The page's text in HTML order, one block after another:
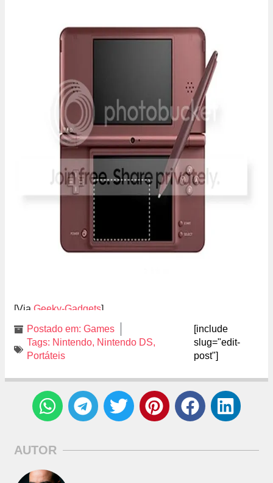
[Via Geeky-Gadgets]
Postado em: Games
Tags: Nintendo, Nintendo DS,
Portáteis
[include
slug="edit-
post"]
AUTOR